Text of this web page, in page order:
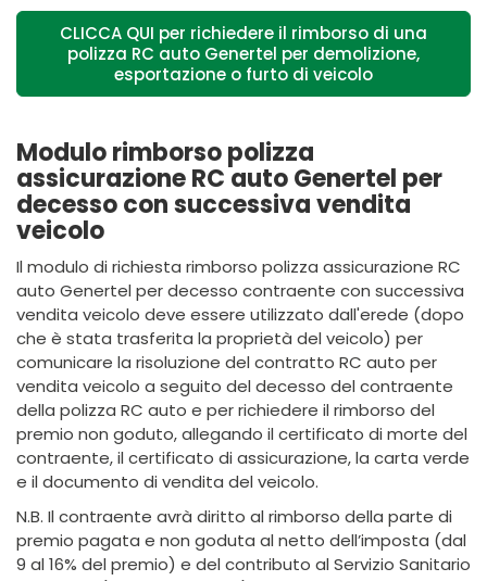
CLICCA QUI per richiedere il rimborso di una
polizza RC auto Genertel per demolizione,
esportazione o furto di veicolo
Modulo rimborso polizza
assicurazione RC auto Genertel per
decesso con successiva vendita
veicolo
Il modulo di richiesta rimborso polizza assicurazione RC
auto Genertel per decesso contraente con successiva
vendita veicolo deve essere utilizzato dall'erede (dopo
che è stata trasferita la proprietà del veicolo) per
comunicare la risoluzione del contratto RC auto per
vendita veicolo a seguito del decesso del contraente
della polizza RC auto e per richiedere il rimborso del
premio non goduto, allegando il certificato di morte del
contraente, il certificato di assicurazione, la carta verde
e il documento di vendita del veicolo.
N.B. Il contraente avrà diritto al rimborso della parte di
premio pagata e non goduta al netto dell’imposta (dal
9 al 16% del premio) e del contributo al Servizio Sanitario